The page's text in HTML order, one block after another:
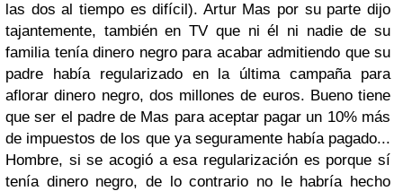
las dos al tiempo es difícil). Artur Mas por su parte dijo
tajantemente, también en TV que ni él ni nadie de su
familia tenía dinero negro para acabar admitiendo que su
padre había regularizado en la última campaña para
aflorar dinero negro, dos millones de euros. Bueno tiene
que ser el padre de Mas para aceptar pagar un 10% más
de impuestos de los que ya seguramente había pagado...
Hombre, si se acogió a esa regularización es porque sí
tenía dinero negro, de lo contrario no le habría hecho